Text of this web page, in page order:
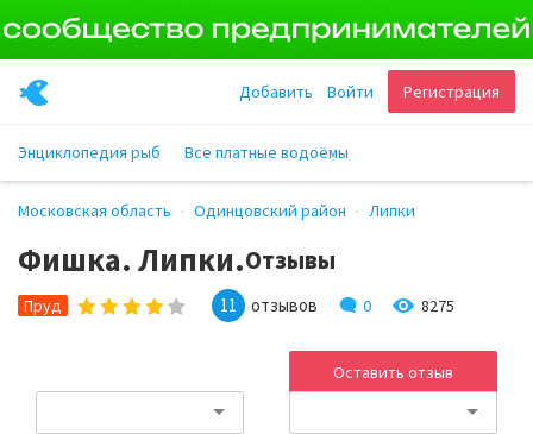
Регистрация
Войти
Добавить
Энциклопедия рыб Все платные водоёмы
Московская область Одинцовский район Липки
Фишка. Липки.Отзывы
Пруд 11 отзывов 0 8275
Оставить отзыв